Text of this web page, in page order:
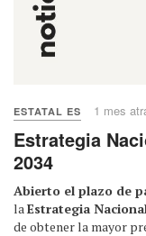
ESTATAL ES 1 mes
Estrategia
2034
Abierto el plazo de
la Estrategia
de obtener la mayor